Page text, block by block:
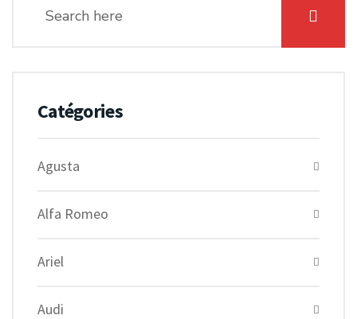
Catégories
Agusta
Alfa Romeo
Ariel
Audi